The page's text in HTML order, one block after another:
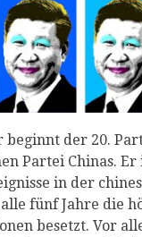
beginnt der 20.
Partei Chinas. Er
in der
fünf Jahre die
besetzt. Vor